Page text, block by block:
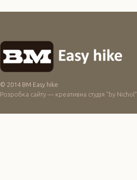
© 2014 BM Easy hike
Розробка сайту — креативна студія "by Nichol"